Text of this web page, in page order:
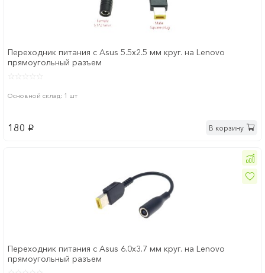
Переходник питания с Asus 5.5x2.5 мм круг. на Lenovo
прямоугольный разъем
Основной склад: 1 шт
180 p В корзину
Переходник питания с Asus 6.0x3.7 мм круг. на Lenovo
прямоугольный разъем